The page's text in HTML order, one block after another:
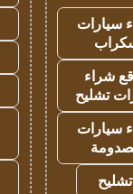
سيارات
شراء
تشليح
سيارات